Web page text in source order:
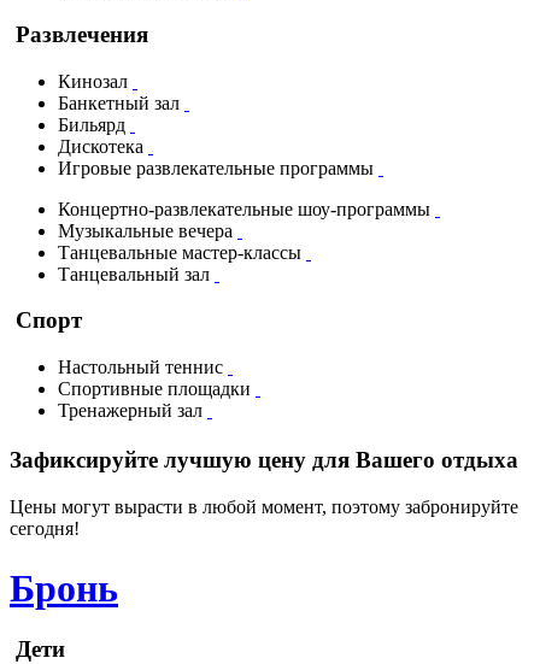
Развлечения
Кинозал
Банкетный зал
Бильярд
Дискотека
Игровые развлекательные программы
Концертно-развлекательные шоу-программы
Музыкальные вечера
Танцевальные мастер-классы
Танцевальный зал
Спорт
Настольный теннис
Спортивные площадки
Тренажерный зал
Зафиксируйте лучшую цену для Вашего отдыха
Цены могут вырасти в любой момент, поэтому забронируйте
сегодня!
Бронь
Дети